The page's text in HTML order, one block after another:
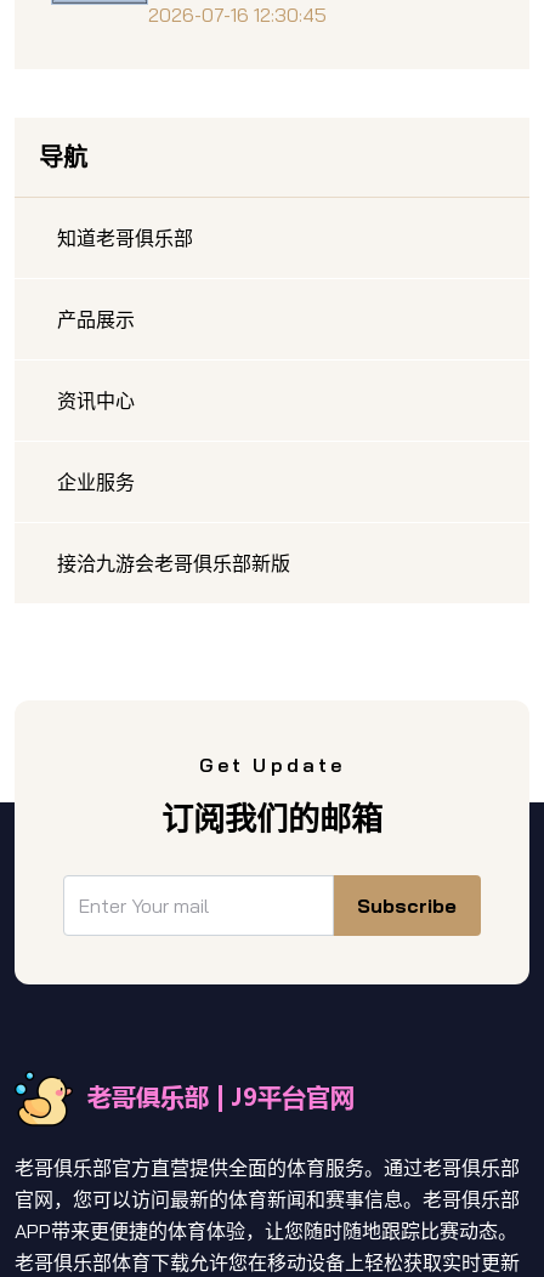
2026-07-16 12:30:45
导航
知道老哥俱乐部
产品展示
资讯中心
企业服务
接洽九游会老哥俱乐部新版
Get Update
订阅我们的邮箱
Subscribe
老哥俱乐部官方直营提供全面的体育服务。通过老哥俱乐部
官网，您可以访问最新的体育新闻和赛事信息。老哥俱乐部
APP带来更便捷的体育体验，让您随时随地跟踪比赛动态。
老哥俱乐部体育下载允许您在移动设备上轻松获取实时更新